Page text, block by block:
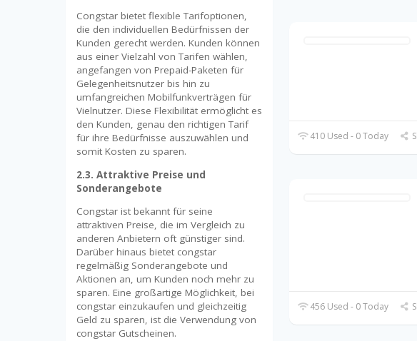
410 Used - 0 Today
456 Used - 0 Today
Congstar bietet flexible Tarifoptionen,
die den individuellen Bedürfnissen der
Kunden gerecht werden. Kunden können
aus einer Vielzahl von Tarifen wählen,
angefangen von Prepaid-Paketen für
Gelegenheitsnutzer bis hin zu
umfangreichen Mobilfunkverträgen für
Vielnutzer. Diese Flexibilität ermöglicht es
den Kunden, genau den richtigen Tarif
für ihre Bedürfnisse auszuwählen und
somit Kosten zu sparen.
2.3. Attraktive Preise und
Sonderangebote
Congstar ist bekannt für seine
attraktiven Preise, die im Vergleich zu
anderen Anbietern oft günstiger sind.
Darüber hinaus bietet congstar
regelmäßig Sonderangebote und
Aktionen an, um Kunden noch mehr zu
sparen. Eine großartige Möglichkeit, bei
congstar einzukaufen und gleichzeitig
Geld zu sparen, ist die Verwendung von
congstar Gutscheinen.